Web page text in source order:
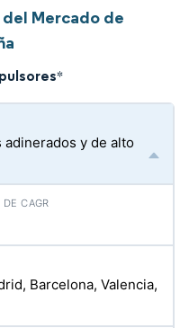
Mercado de
*
y de alto
Barcelona, Valencia,